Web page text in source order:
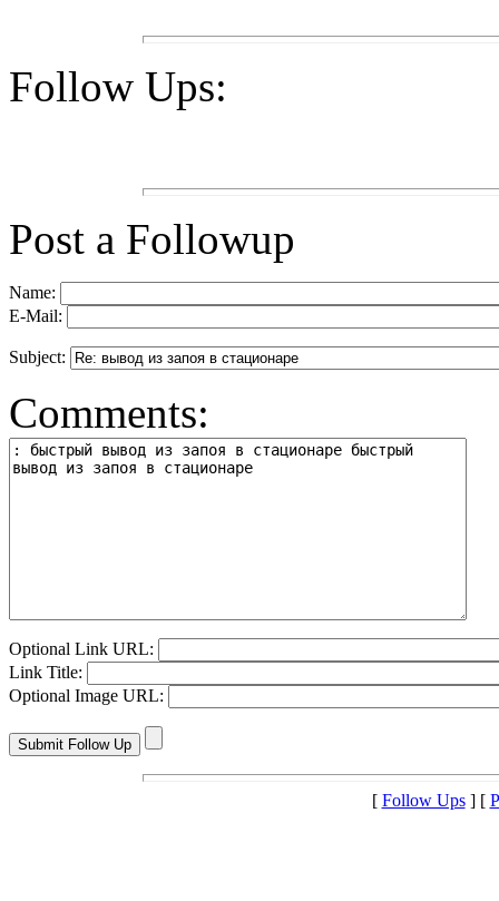
Follow Ups:
Post a Followup
Name:
E-Mail:
Subject:
Comments:
Optional Link URL:
Link Title:
Optional Image URL:
[ Follow Ups] [